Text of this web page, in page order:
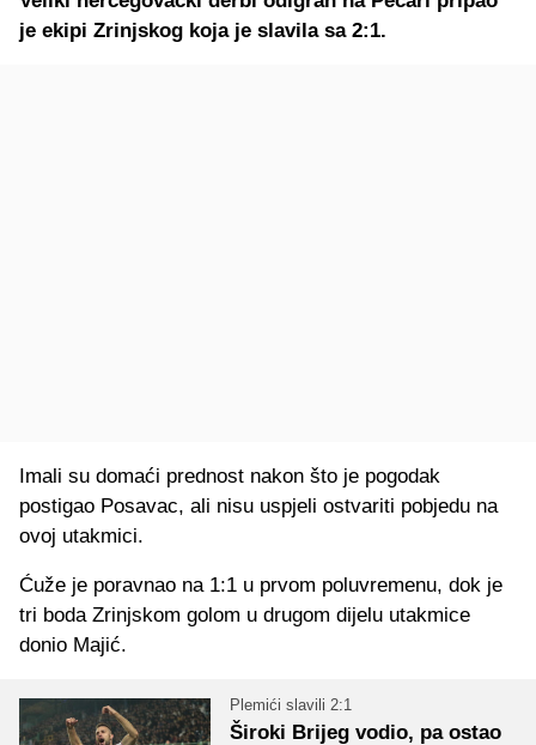
je ekipi Zrinjskog koja je slavila sa 2:1.
Imali su domaći prednost nakon što je pogodak
postigao Posavac, ali nisu uspjeli ostvariti pobjedu na
ovoj utakmici.
Ćuže je poravnao na 1:1 u prvom poluvremenu, dok je
tri boda Zrinjskom golom u drugom dijelu utakmice
donio Majić.
Plemići slavili 2:1
Široki Brijeg vodio, pa ostao